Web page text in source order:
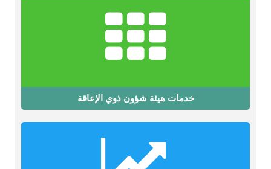
خدمات هيئة شؤون ذوي الإعاقة